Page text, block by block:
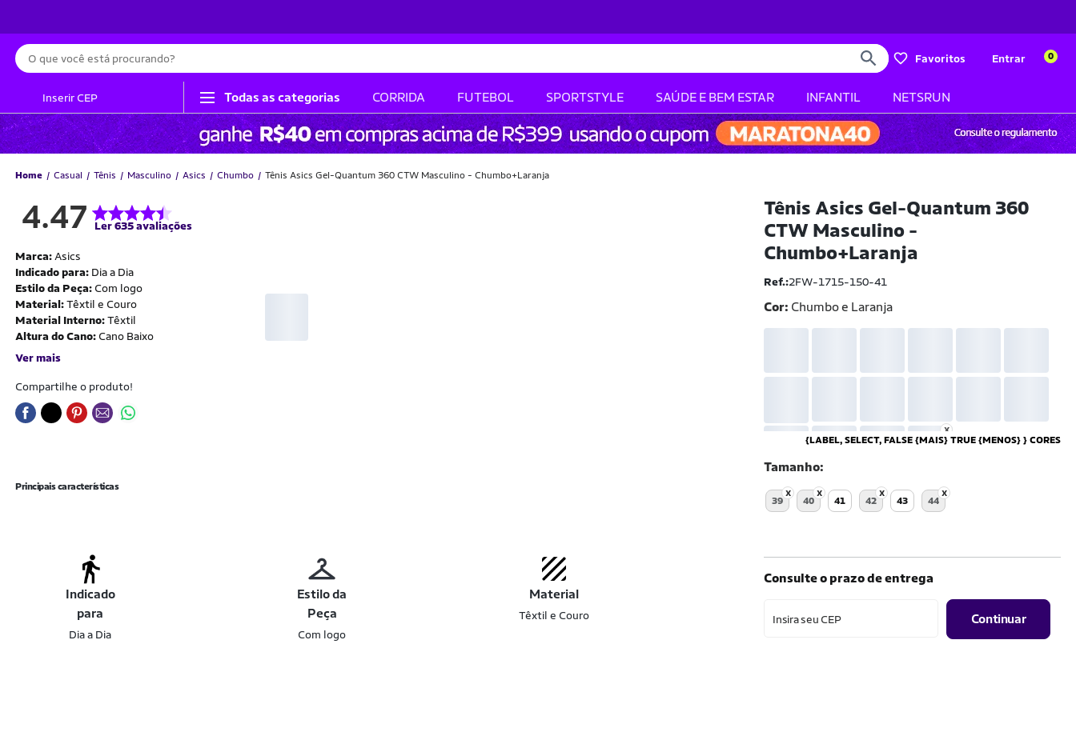
Busca
Favoritos Entrar 0
Inserir CEP Todas as categorias CORRIDA FUTEBOL SPORTSTYLE SAÚDE E BEM ESTAR INFANTIL NETSRUN
Home Casual Tênis Masculino Asics Chumbo Tênis Asics Gel-Quantum 360 CTW Masculino - Chumbo+Laranja
4.47 Ler 635 avaliações
Marca: Asics
Indicado para: Dia a Dia
Estilo da Peça: Com logo
Material:Têxtil e Couro
Material Interno:Têxtil
Altura do Cano: Cano Baixo
Ver mais
Compartilhe o produto!
Tênis Asics Gel-Quantum 360
CTW Masculino -
Chumbo+Laranja
Ref.:2FW-1715-150-41
Cor: Chumbo e Laranja
{LABEL, SELECT, FALSE {MAIS} TRUE {MENOS} } CORES
Tamanho
39 40 41 42 43 44
Consulte o prazo de entrega
Insira seu CEP Continuar
Principais características
Indicado
para
Dia a Dia
Estilo da
Peça
Com logo
Material
Têxtil e Couro